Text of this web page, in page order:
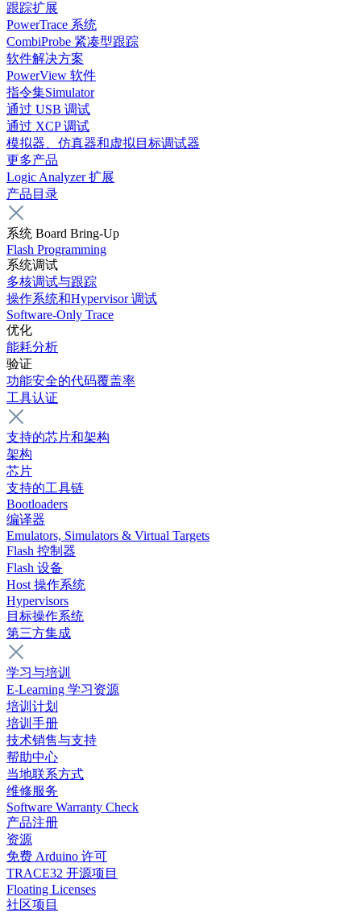
跟踪扩展
PowerTrace 系统
CombiProbe 紧凑型跟踪
软件解决方案
PowerView 软件
指令集Simulator
通过 USB 调试
通过 XCP 调试
模拟器、仿真器和虚拟目标调试器
更多产品
Logic Analyzer 扩展
产品目录
系统 Board Bring-Up
Flash Programming
系统调试
多核调试与跟踪
操作系统和Hypervisor 调试
Software-Only Trace
优化
能耗分析
验证
功能安全的代码覆盖率
工具认证
支持的芯片和架构
架构
芯片
支持的工具链
Bootloaders
编译器
Emulators, Simulators & Virtual Targets
Flash 控制器
Flash 设备
Host 操作系统
Hypervisors
目标操作系统
第三方集成
学习与培训
E-Learning 学习资源
培训计划
培训手册
技术销售与支持
帮助中心
当地联系方式
维修服务
Software Warranty Check
产品注册
资源
免费 Arduino 许可
TRACE32 开源项目
Floating Licenses
社区项目